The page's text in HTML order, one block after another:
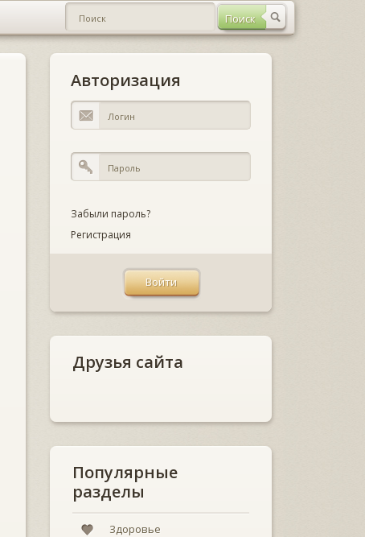
Авторизация
Забыли пароль?
Регистрация
Друзья сайта
Популярные
разделы
Здоровье